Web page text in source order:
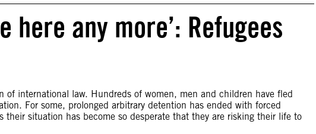
here any more’: Refugees
of international law. Hundreds of women, men and children have fled
For some, prolonged arbitrary detention has ended with forced
their situation has become so desperate that they are risking their life to